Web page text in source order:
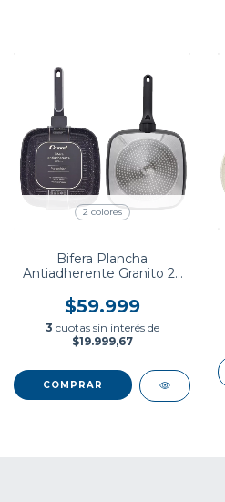
2 colores
Bifera Plancha
Antiadherente Granito 26
$59.999
3 cuotas sin interés de
$19.999,67
COMPRAR